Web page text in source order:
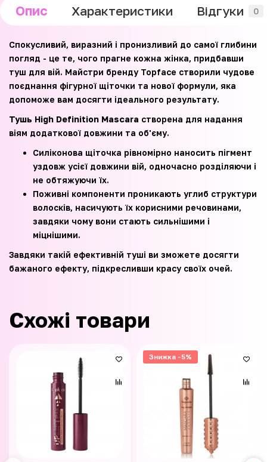
Опис Характеристики Відгуки 0
Спокусливий, виразний і пронизливий до самої глибини
погляд - це те, чого прагне кожна жінка, придбавши
туш для вій. Майстри бренду Topface створили чудове
поєднання фігурної щіточки та нової формули, яка
допоможе вам досягти ідеального результату.
Тушь High Definition Mascara створена для надання
віям додаткової довжини та об'єму.
Силіконова щіточка рівномірно наносить пігмент
уздовж усієї довжини вій, одночасно розділяючи і
не обтяжуючи їх.
Поживні компоненти проникають углиб структури
волосків, насичують їх корисними речовинами,
завдяки чому вони стають сильнішими і
міцнішими.
Завдяки такій ефективній туші ви зможете досягти
бажаного ефекту, підкресливши красу своїх очей.
Схожі товари
Знижка -5%